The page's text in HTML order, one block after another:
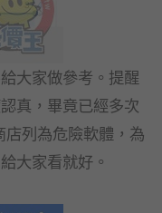
大家做參考。提醒
真，畢竟已經多次
列為危險軟體，為
大家看就好。